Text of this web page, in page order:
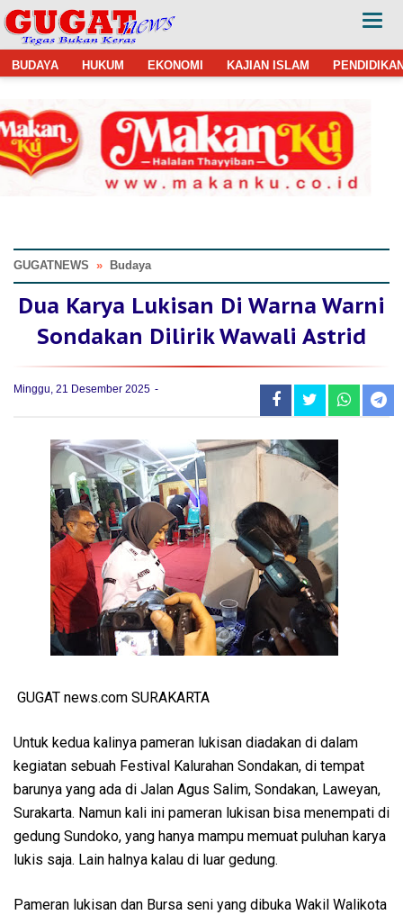
BUDAYA HUKUM EKONOMI KAJIAN ISLAM
GUGATNEWS » Budaya
Dua Karya Lukisan Di Warna Warni
Sondakan Dilirik Wawali Astrid
Minggu, 21 Desember 2025
GUGAT news.com SURAKARTA
Untuk kedua kalinya pameran lukisan diadakan di dalam
kegiatan sebuah Festival Kalurahan Sondakan, di tempat
barunya yang ada di Jalan Agus Salim, Sondakan, Laweyan,
Surakarta. Namun kali ini pameran lukisan bisa menempati di
gedung Sundoko, yang hanya mampu memuat puluhan karya
lukis saja. Lain halnya kalau di luar gedung.
Pameran lukisan dan Bursa seni yang dibuka Wakil Walikota